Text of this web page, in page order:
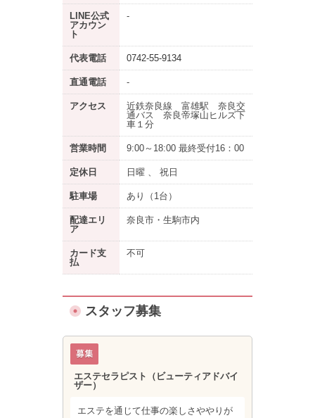
LINE公式
アカウン
ト
-
代表電話 0742-55-9134
直通電話 -
アクセス
近鉄奈良線 富雄駅 奈良交
通バス 奈良帝塚山ヒルズ下
車１分
営業時間 9:00～18:00 最終受付16：00
定休日 日曜 、 祝日
駐車場 あり （1台）
配達エリ
ア
奈良市・生駒市内
カード支
払
不可
スタッフ募集
エステセラピスト（ビューティアドバイ
ザー）
エステを通じて仕事の楽しさややりが